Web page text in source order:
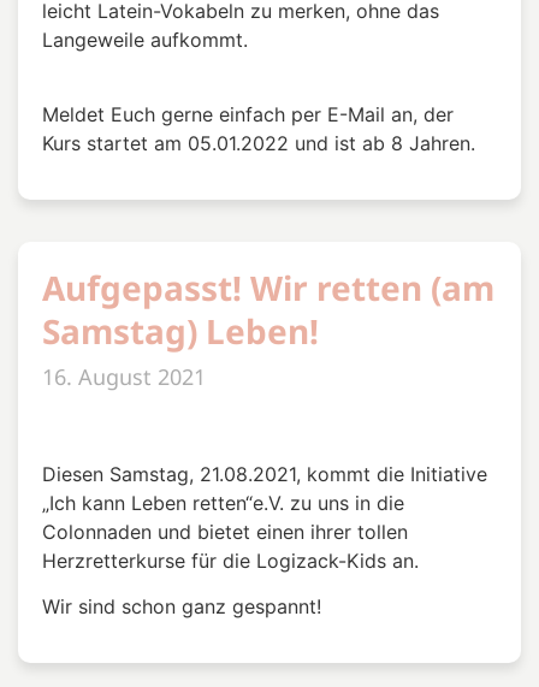
leicht Latein-Vokabeln zu merken, ohne das
Langeweile aufkommt.
Meldet Euch gerne einfach per E-Mail an, der
Kurs startet am 05.01.2022 und ist ab 8 Jahren.
Aufgepasst! Wir retten (am
Samstag) Leben!
16. August 2021
Diesen Samstag, 21.08.2021, kommt die Initiative
„Ich kann Leben retten“e.V. zu uns in die
Colonnaden und bietet einen ihrer tollen
Herzretterkurse für die Logizack-Kids an.
Wir sind schon ganz gespannt!